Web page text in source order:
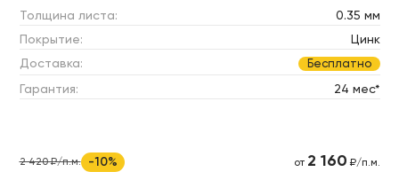
Толщина листа:
0.35 мм
Покрытие:
Цинк
Доставка:
Бесплатно
Гарантия: 24 мес*
2 420 ₽/п.м. -10% от 2 160 ₽/п.м.